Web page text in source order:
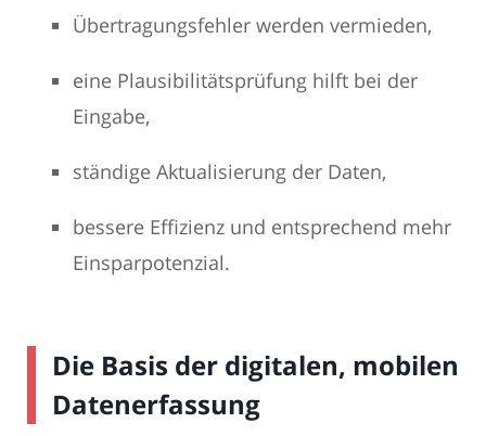
Übertragungsfehler werden vermieden,
eine Plausibilitätsprüfung hilft bei der
Eingabe,
ständige Aktualisierung der Daten,
bessere Effizienz und entsprechend mehr
Einsparpotenzial.
Die Basis der digitalen, mobilen
Datenerfassung